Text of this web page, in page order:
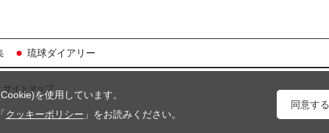
琉球ダイアリー
サイトマップ
を使用しています。
クッキーポリシー 」をお読みください。
同意する